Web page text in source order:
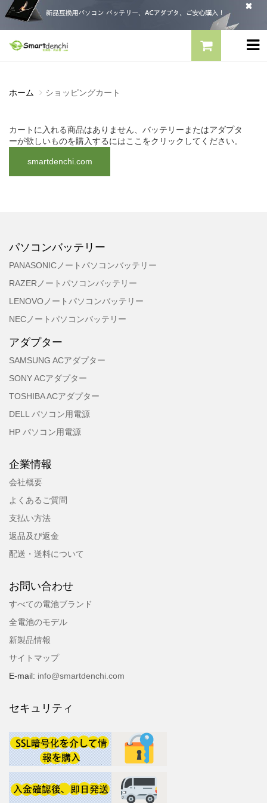
ホーム ショッピングカート
カートに入れる商品はありません、バッテリーまたはアダプタ
ーが欲しいものを購入するにはここをクリックしてください。
smartdenchi.com
パソコンバッテリー
PANASONICノートパソコンバッテリー
RAZERノートパソコンバッテリー
LENOVOノートパソコンバッテリー
NECノートパソコンバッテリー
アダプター
SAMSUNG ACアダプター
SONY ACアダプター
TOSHIBA ACアダプター
DELL パソコン用電源
HP パソコン用電源
企業情報
会社概要
よくあるご質問
支払い方法
返品及び返金
配送・送料について
お問い合わせ
すべての電池ブランド
全電池のモデル
新製品情報
サイトマップ
E-mail: info@smartdenchi.com
セキュリティ